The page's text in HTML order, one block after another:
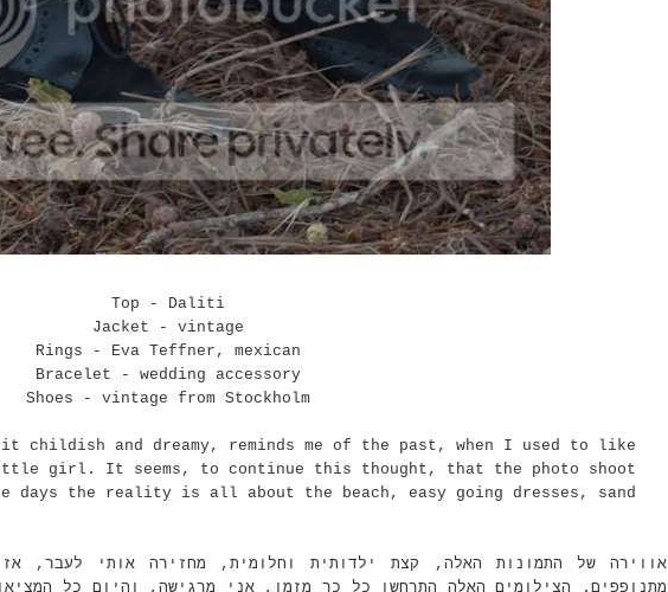
Top - Daliti
Jacket - vintage
Rings - Eva Teffner, mexican
Bracelet - wedding accessory
Shoes - vintage from Stockholm
childish and dreamy, reminds me of the past, when I used to like
girl. It seems, to continue this thought, that the photo shoot
days the reality is all about the beach, easy going dresses, sand
אווירה של התמונות האלה, קצת ילדותית וחלומית, מחזירה אותי לעבר,
מתנופפים. הצילומים האלה התרחשו כל כך מזמן, אני מרגישה, והיום כל